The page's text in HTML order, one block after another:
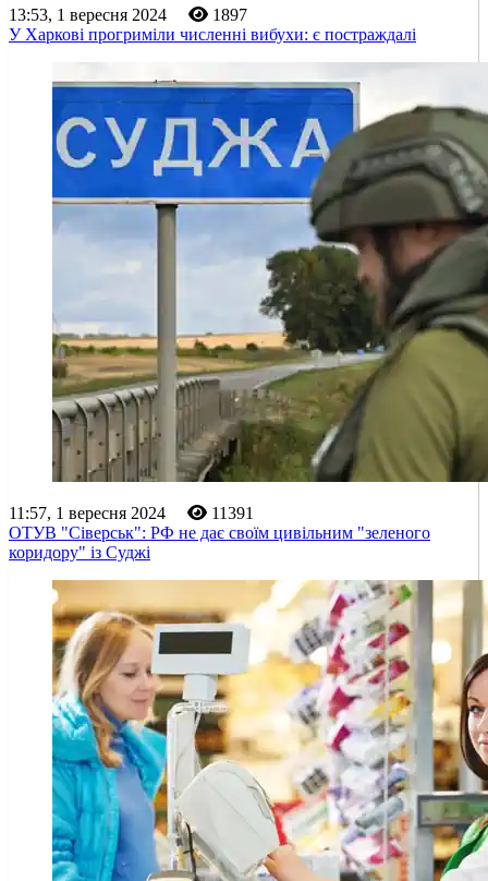
13:53, 1 вересня 2024
1897
У Харкові прогриміли численні вибухи: є постраждалі
11:57, 1 вересня 2024
11391
ОТУВ "Сіверськ": РФ не дає своїм цивільним "зеленого
коридору" із Суджі